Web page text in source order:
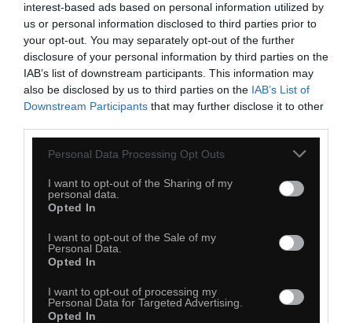
interest-based ads based on personal information utilized by
us or personal information disclosed to third parties prior to
your opt-out. You may separately opt-out of the further
disclosure of your personal information by third parties on the
IAB’s list of downstream participants. This information may
also be disclosed by us to third parties on the IAB’s List of
Downstream Participants that may further disclose it to other
Personal Data Processing Opt Outs
I want to opt-out of the Sharing of my
personal data.
Opted In
I want to opt-out of the Sale of my
Personal Data.
Opted In
I want to opt-out of processing my
Personal Data for Targeted Advertising.
Opted In